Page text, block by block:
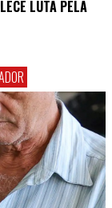
LUTA PELA